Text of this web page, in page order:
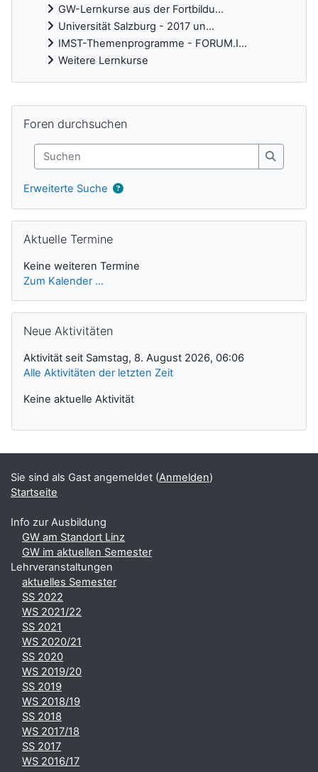
GW-Lernkurse aus der Fortbildu...
Universität Salzburg - 2017 un...
IMST-Themenprogramme - FORUM.I...
Weitere Lernkurse
Foren durchsuchen
Suchen
Suchen
Erweiterte Suche
Aktuelle Termine
Keine weiteren Termine
Zum Kalender ...
Neue Aktivitäten
Aktivität seit Samstag, 8. August 2026, 06:06
Alle Aktivitäten der letzten Zeit
Keine aktuelle Aktivität
Sie sind als Gast angemeldet (Anmelden)
Startseite
Info zur Ausbildung
GW am Standort Linz
GW im aktuellen Semester
Lehrveranstaltungen
aktuelles Semester
SS 2022
WS 2021/22
SS 2021
WS 2020/21
SS 2020
WS 2019/20
SS 2019
WS 2018/19
SS 2018
WS 2017/18
SS 2017
WS 2016/17